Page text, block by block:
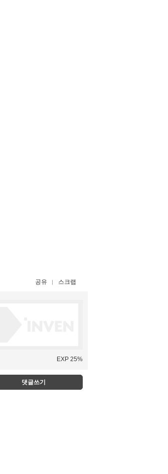
공유 스크랩
EXP 25%
댓글쓰기